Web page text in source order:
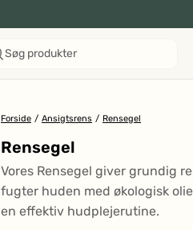
Søg produkter
Forside / Ansigtsrens / Rensegel
Rensegel
Vores Rensegel giver grundig
fugter huden med økologisk
en effektiv hudplejerutine.